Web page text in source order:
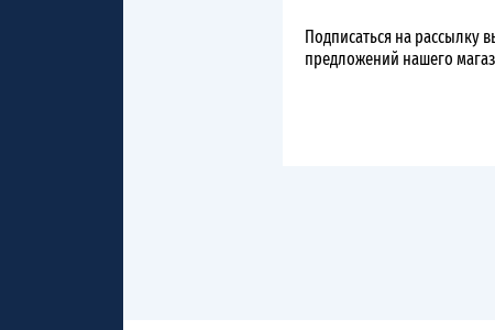
Подписаться на рассылку
предложений нашего